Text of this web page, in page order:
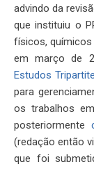
advindo da
que instituiu o
físicos, químicos
em março de
Estudos Tripartite
para
os trabalhos
posteriormente
(redação então
que foi